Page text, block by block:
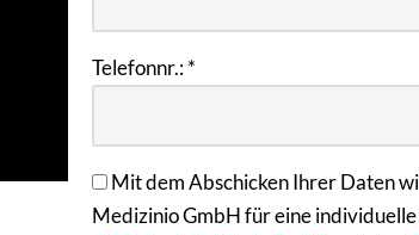
Telefonnr.:*
Mit dem Abschicken Ihrer Daten
Medizinio GmbH für eine